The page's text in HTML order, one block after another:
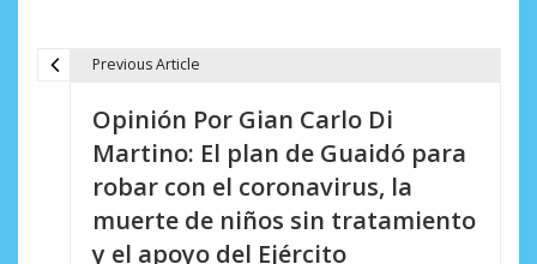
Previous Article
Opinión Por Gian Carlo Di
Martino: El plan de Guaidó para
robar con el coronavirus, la
muerte de niños sin tratamiento
y el apoyo del Ejército